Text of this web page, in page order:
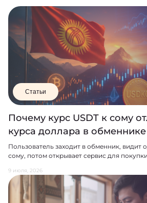
Статьи
Почему курс USDT к сому
курса доллара в обменнике
Пользователь заходит в обменник, видит
сому, потом открывает сервис для
9 июля, 2026